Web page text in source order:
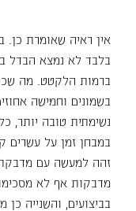
אין ראיה שאומרת
בלבד לא נמצא הבדל
ברמות הלקטט. מה
בשמונים וחמישה
נשימתית טובה יותר,
במבחן זמן על עשרים
זהה למעשה עם מדבקת
מדבקות אף לא
בביצועים, והשנייה